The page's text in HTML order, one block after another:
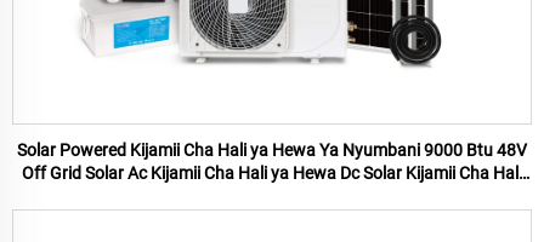
Solar Powered Kijamii Cha Hali ya Hewa Ya Nyumbani 9000 Btu 48V
Off Grid Solar Ac Kijamii Cha Hali ya Hewa Dc Solar Kijamii Cha Hali